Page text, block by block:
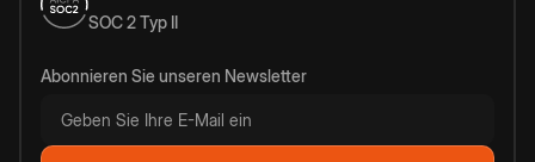
SOC 2 Typ II
Abonnieren Sie unseren Newsletter